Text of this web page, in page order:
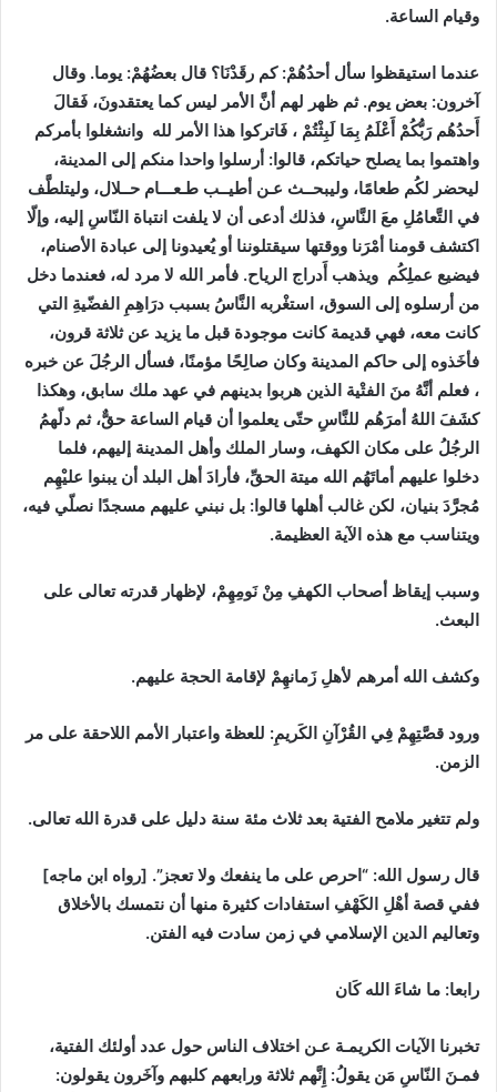
وقيام الساعة.
عندما استيقظوا سأل أحدُهُمْ: كم رقَدْنَا؟ قال بعضُهُمْ: يوما. وقال
آخرون: بعض يوم. ثم ظهر لهم أنَّ الأمر ليس كما يعتقدونَ، فَقالَ
أَحدُهُم رَبُّكُمْ أَعْلَمُ بِمَا لَبِثْتُمْ ، فَاتركوا هذا الأمر لله وانشغلوا بأمركم
واهتموا بما يصلح حياتكم، قالوا: أرسلوا واحدا منكم إلى المدينة،
ليحضر لكُم طعامًا، وليبحــث عـن أطيــب طـعـــام حــلال، وليتلطَّف
في التَّعامُلِ معَ النَّاسِ، فذلك أدعى أن لا يلفت انتباة النّاسِ إليه، وإلّا
اكتشف قومنا أمْرَنا ووقتها سيقتلوننا أو يُعيدونا إلى عبادة الأصنام،
فيضيع عملِكُم ويذهب أَدراج الرياح. فأمر الله لا مرد له، فعندما دخل
من أرسلوه إلى السوق، استغْربه النَّاسُ بسبب درَاهِمِ الفضّيةِ التي
كانت معه، فهي قديمة كانت موجودة قبل ما يزيد عن ثلاثة قرون،
فأخَذوه إلى حاكم المدينة وكان صالِحًا مؤمنًا، فسأل الرجُلَ عن خبره
، فعلم أنَّهُ منَ الفتْية الذين هربوا بدينهم في عهد ملك سابق، وهكذا
كشَفَ اللهُ أمرَهُم للنَّاسِ حتّى يعلموا أن قيام الساعة حقٌّ، ثم دلّهمُ
الرجُلُ على مكان الكهف، وسار الملك وأهل المدينة إليهم، فلما
دخلوا عليهم أماتَهُم الله ميتة الحقِّ، فأرادَ أهل البلد أن يبنوا عليْهِم
مُجرَّدَ بنيان، لكن غالب أهلها قالوا: بل نبني عليهم مسجدًا نصلّي فيه،
ويتناسب مع هذه الآية العظيمة.
وسبب إيقاظ أصحاب الكهفِ مِنْ نَومِهِمْ، لإظهار قدرته تعالى على
البعث.
وكشف الله أمرهم لأهلِ زَمانهِمْ لإقامة الحجة عليهم.
ورود قصَّتِهِمْ فِي القُرْآنِ الكَريمِ: للعظة واعتبار الأمم اللاحقة على مر
الزمن.
ولم تتغير ملامح الفتية بعد ثلاث مئة سنة دليل على قدرة الله تعالى.
قال رسول الله: “احرص على ما ينفعك ولا تعجز”. [رواه ابن ماجه]
ففي قصة أهْلِ الكَهْفِ استفادات كثيرة منها أن نتمسك بالأخلاق
وتعاليم الدين الإسلامي في زمن سادت فيه الفتن.
رابعا: ما شاءَ الله كَان
تخبرنا الآيات الكريمـة عـن اختلاف الناس حول عدد أولئك الفتية،
فمـنَ النّاسِ مَن يقولُ: إِنَّهم ثلاثة ورابعهم كلبهم وآخَرون يقولون: